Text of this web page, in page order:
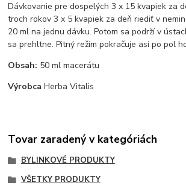
Dávkovanie pre dospelých 3 x 15 kvapiek za
troch rokov 3 x 5 kvapiek za deň riediť v
20 ml na jednu dávku. Potom sa podrží v
sa prehltne. Pitný režim pokračuje asi po pol
Obsah: 50 ml macerátu
Výrobca Herba Vitalis
Tovar zaradený v kategóriách
BYLINKOVÉ PRODUKTY
VŠETKY PRODUKTY